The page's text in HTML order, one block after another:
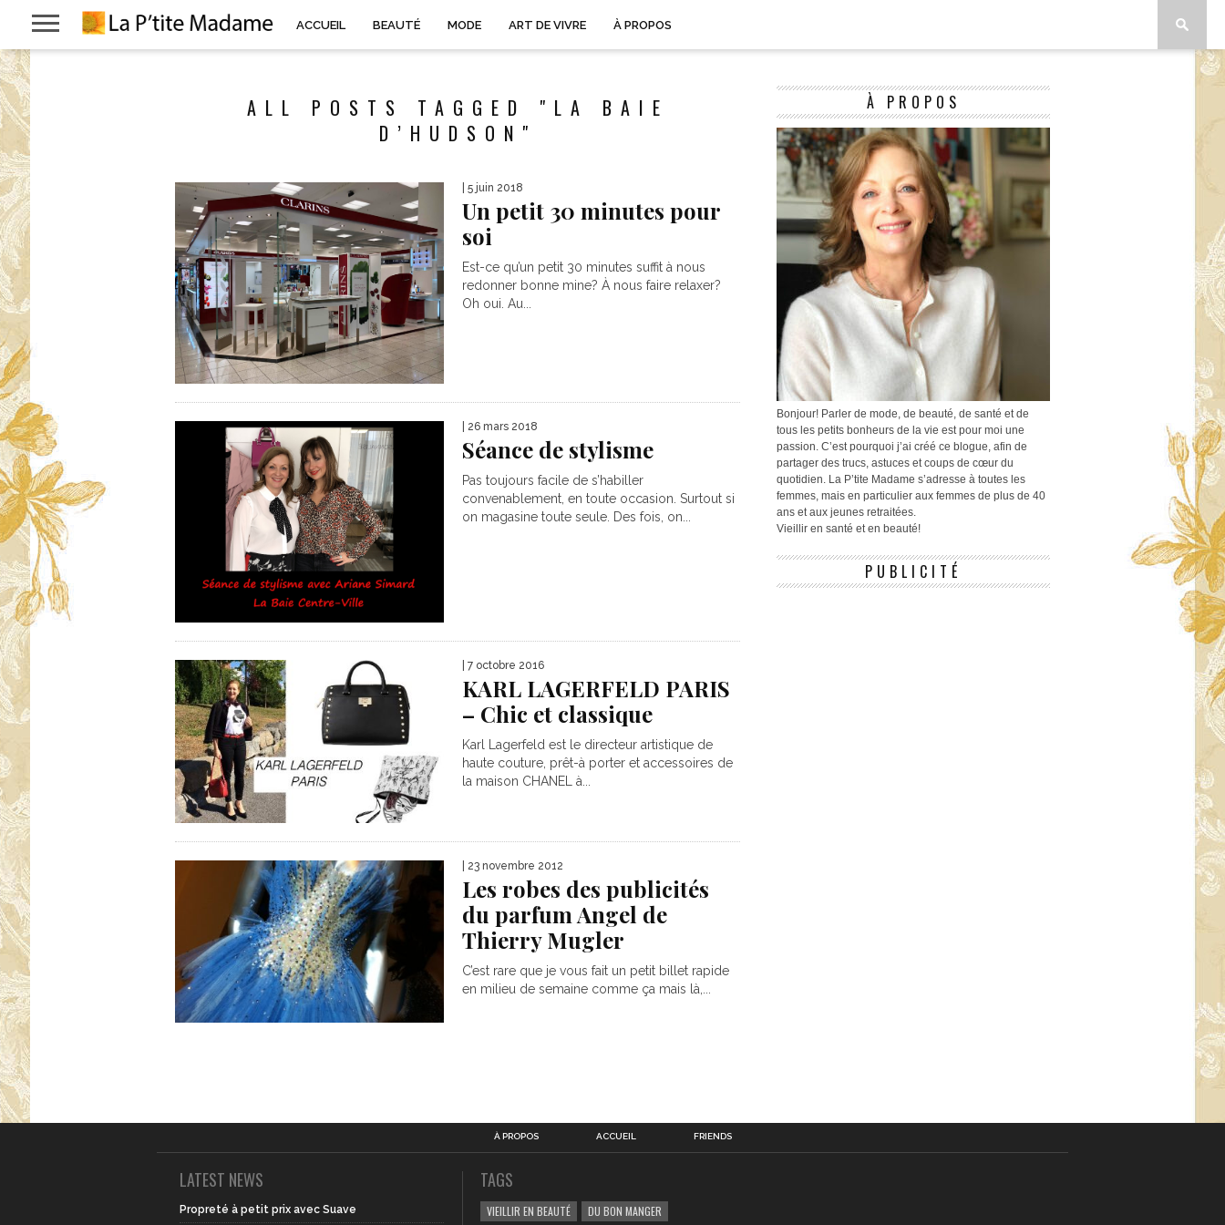
ACCUEIL BEAUTÉ MODE ART DE VIVRE À PROPOS
ALL POSTS TAGGED "LA BAIE
D’HUDSON"
| 5 juin 2018
Un petit 30 minutes pour
soi
Est-ce qu’un petit 30 minutes suffit à nous
redonner bonne mine? À nous faire relaxer?
Oh oui. Au...
| 26 mars 2018
Séance de stylisme
Pas toujours facile de s’habiller
convenablement, en toute occasion. Surtout si
on magasine toute seule. Des fois, on...
| 7 octobre 2016
KARL LAGERFELD PARIS
– Chic et classique
Karl Lagerfeld est le directeur artistique de
haute couture, prêt-à porter et accessoires de
la maison CHANEL à...
| 23 novembre 2012
Les robes des publicités
du parfum Angel de
Thierry Mugler
C’est rare que je vous fait un petit billet rapide
en milieu de semaine comme ça mais là,...
À PROPOS
Bonjour! Parler de mode, de beauté, de santé et de
tous les petits bonheurs de la vie est pour moi une
passion. C’est pourquoi j’ai créé ce blogue, afin de
partager des trucs, astuces et coups de cœur du
quotidien. La P’tite Madame s’adresse à toutes les
femmes, mais en particulier aux femmes de plus de 40
ans et aux jeunes retraitées.
Vieillir en santé et en beauté!
PUBLICITÉ
À PROPOS ACCUEIL FRIENDS
LATEST NEWS
Propreté à petit prix avec Suave
TAGS
VIEILLIR EN BEAUTÉ DU BON MANGER